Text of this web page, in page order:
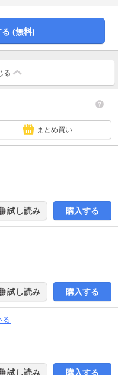
(無料)
る
まとめ買い
試し読み 購入する
試し読み 購入する
試し読み 購入する